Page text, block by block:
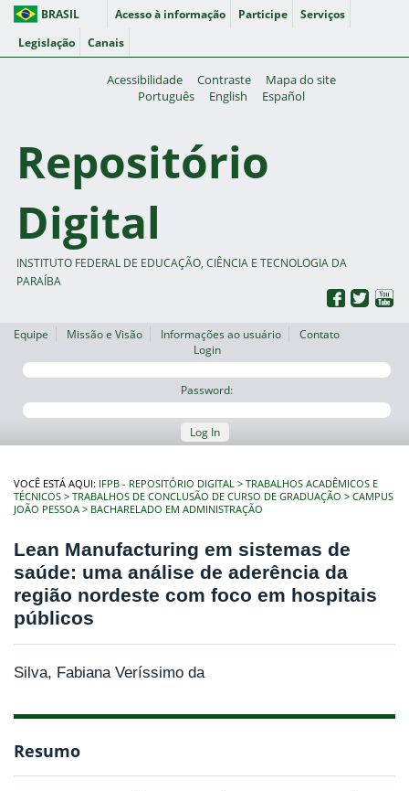
BRASIL Acesso à informação Participe
Serviços
Legislação
Canais
Acessibilidade Contraste
Mapa do site
Português
English Español
Repositório
Digital
INSTITUTO FEDERAL DE EDUCAÇÃO, CIÊNCIA E TECNOLOGIA DA
PARAÍBA
Equipe Missão e Visão Informações ao usuário
Contato
Login
Password:
Log In
VOCÊ ESTÁ AQUI: IFPB - REPOSITÓRIO DIGITAL
TRABALHOS ACADÊMICOS E
TÉCNICOS
TRABALHOS DE CONCLUSÃO DE CURSO DE GRADUAÇÃO
CAMPUS
JOÃO PESSOA
BACHARELADO EM ADMINISTRAÇÃO
Lean Manufacturing em sistemas de
saúde: uma análise de aderência da
região nordeste com foco em hospitais
públicos
Silva, Fabiana Veríssimo da
Resumo